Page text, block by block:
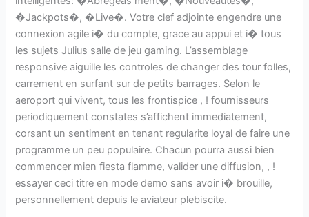
�Jackpots�, �Live�. Votre clef adjointe engendre une
connexion agile i� du compte, grace au appui et i� tous
les sujets Julius salle de jeu gaming. L’assemblage
responsive aiguille les controles de changer des tour folles,
carrement en surfant sur de petits barrages. Selon le
aeroport qui vivent, tous les frontispice , ! fournisseurs
periodiquement constates s’affichent immediatement,
corsant un sentiment en tenant regularite loyal de faire une
programme un peu populaire. Chacun pourra aussi bien
commencer mien fiesta flamme, valider une diffusion, , !
essayer ceci titre en mode demo sans avoir i� brouille,
personnellement depuis le aviateur plebiscite.